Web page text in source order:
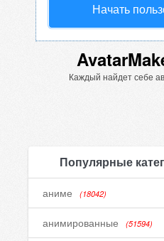
Начать
Каждый найдет себе
Популярные
аниме (18042)
анимированные (51594)